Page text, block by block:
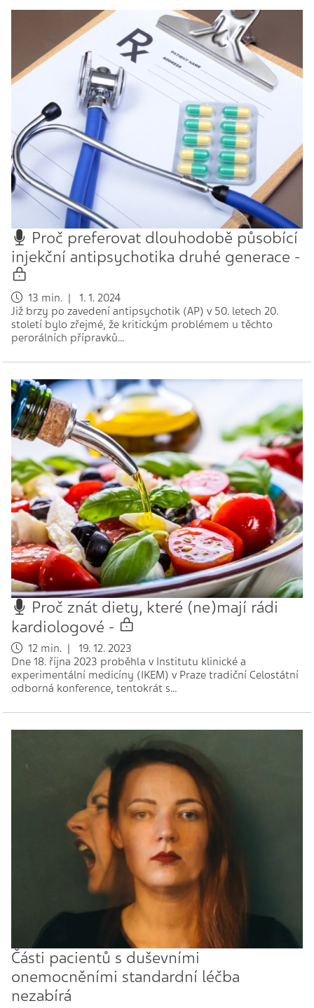
Proč preferovat dlouhodobě působící
injekční antipsychotika druhé generace -
13 min. | 1. 1. 2024
Již brzy po zavedení antipsychotik (AP) v 50. letech 20.
století bylo zřejmé, že kritickým problémem u těchto
perorálních přípravků…
Proč znát diety, které (ne)mají rádi
kardiologové -
12 min. | 19. 12. 2023
Dne 18. října 2023 proběhla v Institutu klinické a
experimentální medicíny (IKEM) v Praze tradiční Celostátní
odborná konference, tentokrát s…
Části pacientů s duševními
onemocněními standardní léčba
nezabírá